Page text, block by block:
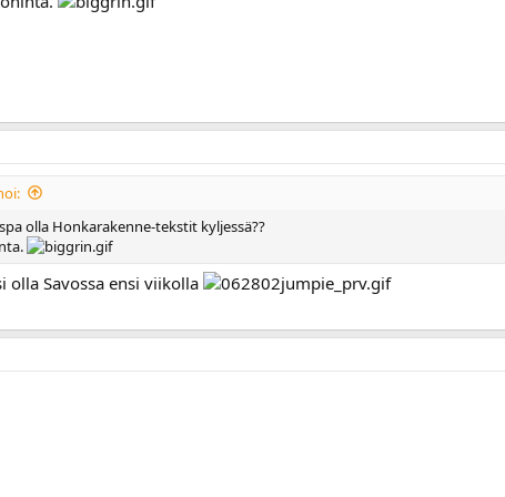
olla Honkarakenne-tekstit kyljessä??
olla Savossa ensi viikolla